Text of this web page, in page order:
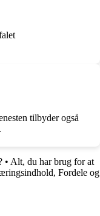
tilbyder også
• Alt, du har brug for at
Fordele og